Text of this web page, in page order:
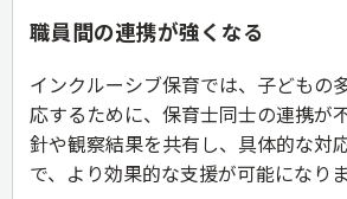
職員間の連携が強くなる
インクルーシブ保育では、子どもの
応するために、保育士同士の連携が
針や観察結果を共有し、具体的な対
で、より効果的な支援が可能になりま